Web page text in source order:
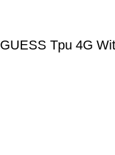
GUESS Tpu 4G